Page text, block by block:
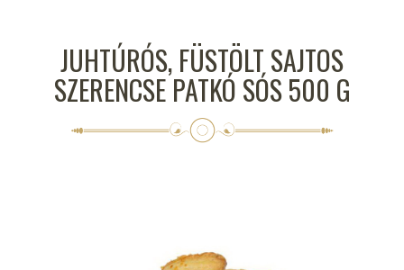
JUHTÚRÓS, FÜSTÖLT SAJTOS
SZERENCSE PATKÓ SÓS 500 G